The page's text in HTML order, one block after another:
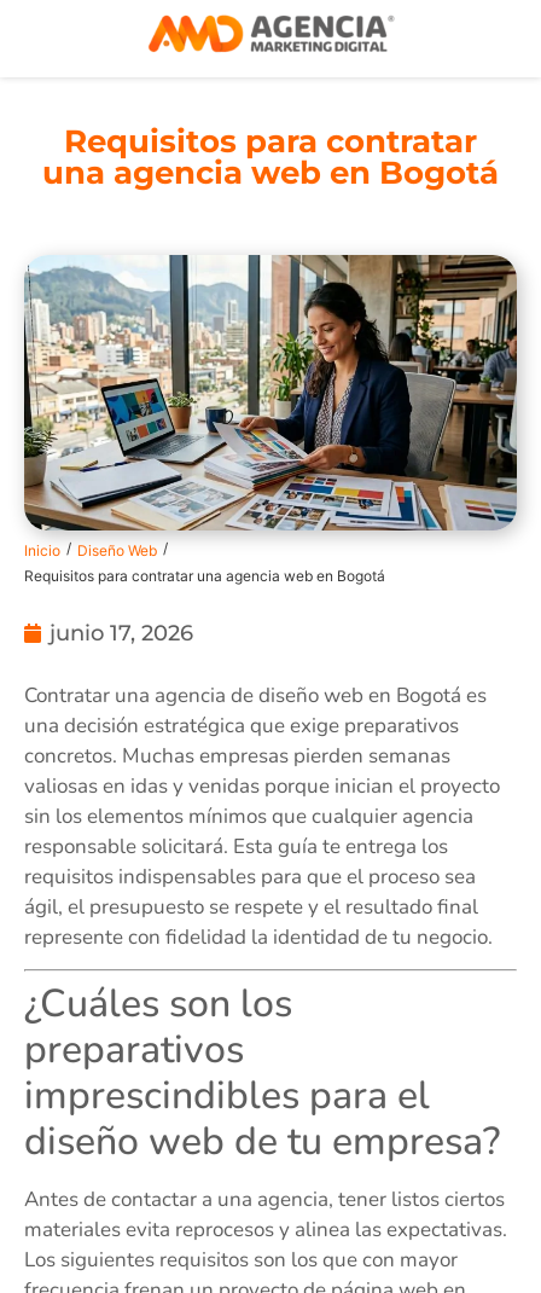
Requisitos para contratar
una agencia web en Bogotá
Inicio / Diseño Web /
Requisitos para contratar una agencia web en Bogotá
junio 17, 2026
Contratar una agencia de diseño web en Bogotá es
una decisión estratégica que exige preparativos
concretos. Muchas empresas pierden semanas
valiosas en idas y venidas porque inician el proyecto
sin los elementos mínimos que cualquier agencia
responsable solicitará. Esta guía te entrega los
requisitos indispensables para que el proceso sea
ágil, el presupuesto se respete y el resultado final
represente con fidelidad la identidad de tu negocio.
¿Cuáles son los
preparativos
imprescindibles para el
diseño web de tu empresa?
Antes de contactar a una agencia, tener listos ciertos
materiales evita reprocesos y alinea las expectativas.
Los siguientes requisitos son los que con mayor